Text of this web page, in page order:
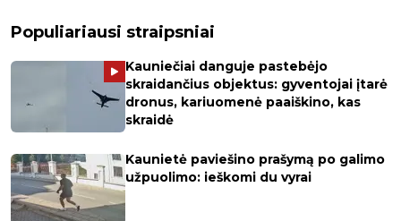
Populiariausi straipsniai
Kauniečiai danguje pastebėjo
skraidančius objektus: gyventojai įtarė
dronus, kariuomenė paaiškino, kas
skraidė
Kaunietė paviešino prašymą po galimo
užpuolimo: ieškomi du vyrai